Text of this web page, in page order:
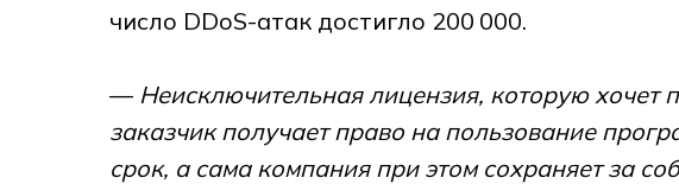
число DDoS-атак достигло 200 000.
— Неисключительная лицензия, которую хочет
заказчик получает право на пользование
срок, а сама компания при этом сохраняет за